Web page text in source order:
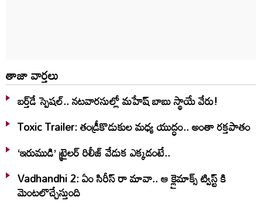
తాజా వార్తలు
బర్త్‌‌డే స్పెషల్.. నటవారసుల్లో మహేష్ బాబు స్థాయే వేరు!
Toxic Trailer: తండ్రీకొడుకుల మధ్య యుద్ధం.. అంతా రక్తపాతం
‘ఇరుముడి’ ట్రైలర్ రిలీజ్ వేడుక ఎక్కడంటే..
Vadhandhi 2: ఏం సిరీస్ రా మావా.. ఆ క్లైమాక్స్ ట్విస్ట్ కి
మెంటలొచ్చేస్తుంది